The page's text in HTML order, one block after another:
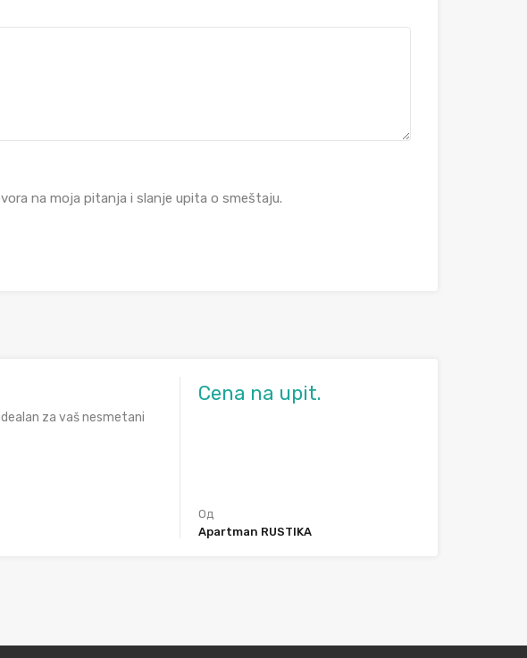
na moja pitanja i slanje upita o smeštaju.
za vaš nesmetani
Cena na upit.
Од
Apartman RUSTIKA